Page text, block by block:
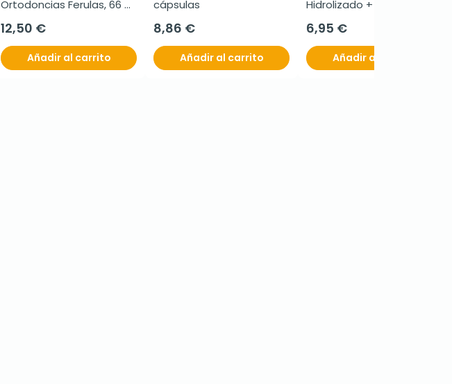
Ortodoncias Ferulas, 66
12,50 €
Añadir al carrito
cápsulas
8,86 €
Añadir al carrito
Hidrolizado + Magnesio,
6,95 €
Añadir al carrito